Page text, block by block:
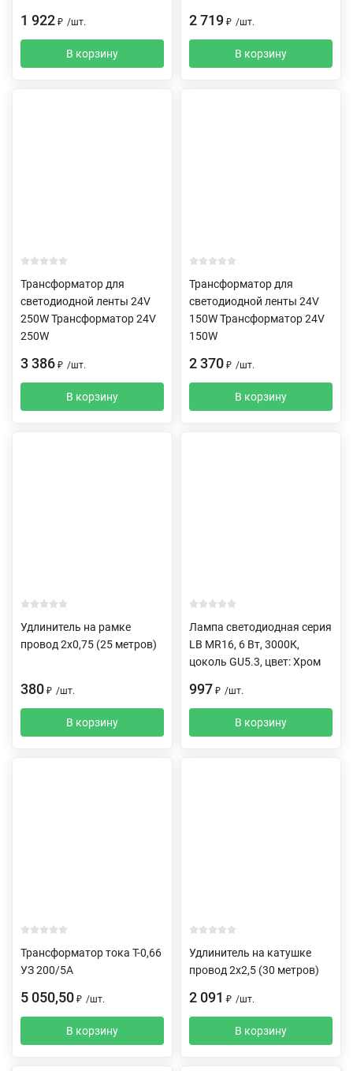
1 922 ₽ /шт.
В корзину
2 719 ₽ /шт.
В корзину
Трансформатор для
светодиодной ленты 24V
250W Трансформатор 24V
250W
3 386 ₽ /шт.
В корзину
Трансформатор для
светодиодной ленты 24V
150W Трансформатор 24V
150W
2 370 ₽ /шт.
В корзину
Удлинитель на рамке
провод 2х0,75 (25 метров)
380 ₽ /шт.
В корзину
Лампа светодиодная серия
LB MR16, 6 Вт, 3000К,
цоколь GU5.3, цвет: Хром
997 ₽ /шт.
В корзину
Трансформатор тока Т-0,66
УЗ 200/5А
5 050,50 ₽ /шт.
В корзину
Удлинитель на катушке
провод 2х2,5 (30 метров)
2 091 ₽ /шт.
В корзину